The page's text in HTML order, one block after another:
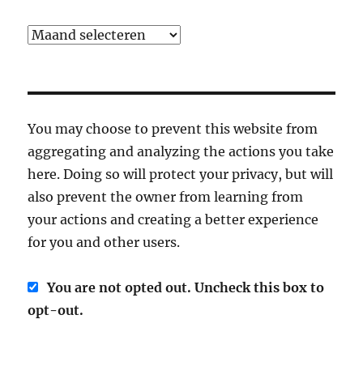
Archief
You may choose to prevent this website from
aggregating and analyzing the actions you take
here. Doing so will protect your privacy, but will
also prevent the owner from learning from
your actions and creating a better experience
for you and other users.
You are not opted out. Uncheck this box to
opt-out.